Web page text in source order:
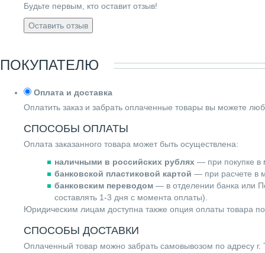
Будьте первым, кто оставит отзыв!
Оставить отзыв
ПОКУПАТЕЛЮ
Оплата и доставка
Оплатить заказ и забрать оплаченные товары вы можете
СПОСОБЫ ОПЛАТЫ
Оплата заказанного товара может быть осуществлена:
наличными в российских рублях — при покупке в
банковской пластиковой картой — при расчете в
банковским переводом — в отделении банка или
составлять 1-3 дня с момента оплаты).
Юридическим лицам доступна также опция оплаты товара
СПОСОБЫ ДОСТАВКИ
Оплаченный товар можно забрать самовывозом по адресу г.